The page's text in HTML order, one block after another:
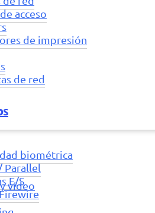
acceso
de impresión
de red
biométrica
Parallel
E/S
vídeo